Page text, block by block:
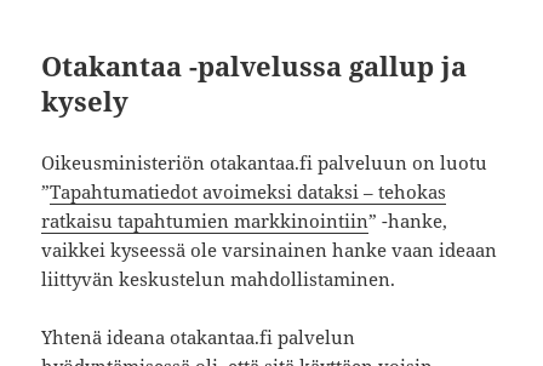
Otakantaa -palvelussa gallup ja
kysely
Oikeusministeriön otakantaa.fi palveluun on luotu
”Tapahtumatiedot avoimeksi dataksi – tehokas
ratkaisu tapahtumien markkinointiin” -hanke,
vaikkei kyseessä ole varsinainen hanke vaan ideaan
liittyvän keskustelun mahdollistaminen.
Yhtenä ideana otakantaa.fi palvelun